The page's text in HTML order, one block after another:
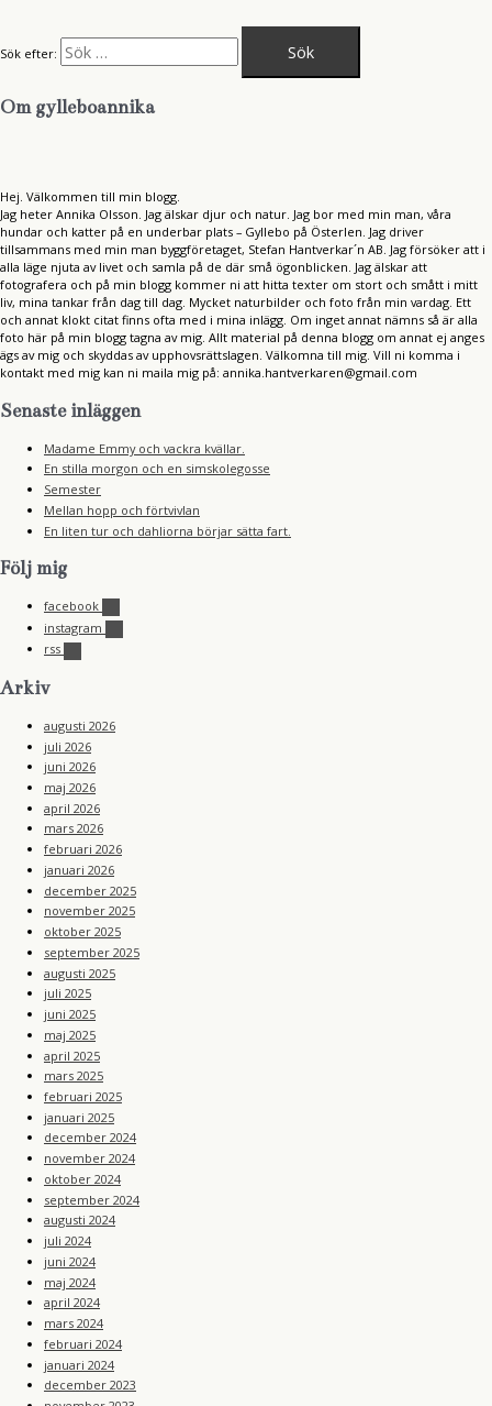
Sök efter:
Om gylleboannika
Hej. Välkommen till min blogg.
Jag heter Annika Olsson. Jag älskar djur och natur. Jag bor med min man, våra
hundar och katter på en underbar plats – Gyllebo på Österlen. Jag driver
tillsammans med min man byggföretaget, Stefan Hantverkar´n AB. Jag försöker att i
alla läge njuta av livet och samla på de där små ögonblicken. Jag älskar att
fotografera och på min blogg kommer ni att hitta texter om stort och smått i mitt
liv, mina tankar från dag till dag. Mycket naturbilder och foto från min vardag. Ett
och annat klokt citat finns ofta med i mina inlägg. Om inget annat nämns så är alla
foto här på min blogg tagna av mig. Allt material på denna blogg om annat ej anges
ägs av mig och skyddas av upphovsrättslagen. Välkomna till mig. Vill ni komma i
kontakt med mig kan ni maila mig på: annika.hantverkaren@gmail.com
Senaste inläggen
Madame Emmy och vackra kvällar.
En stilla morgon och en simskolegosse
Semester
Mellan hopp och förtvivlan
En liten tur och dahliorna börjar sätta fart.
Följ mig
facebook
instagram
rss
Arkiv
augusti 2026
juli 2026
juni 2026
maj 2026
april 2026
mars 2026
februari 2026
januari 2026
december 2025
november 2025
oktober 2025
september 2025
augusti 2025
juli 2025
juni 2025
maj 2025
april 2025
mars 2025
februari 2025
januari 2025
december 2024
november 2024
oktober 2024
september 2024
augusti 2024
juli 2024
juni 2024
maj 2024
april 2024
mars 2024
februari 2024
januari 2024
december 2023